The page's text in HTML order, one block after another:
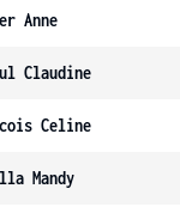
Anne
Claudine
Celine
Mandy